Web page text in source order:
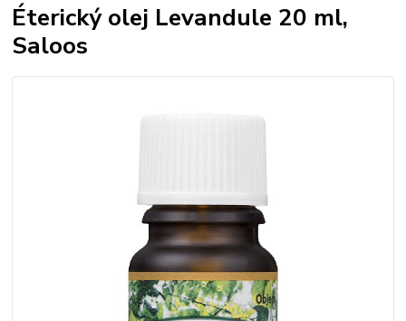
Éterický olej Levandule 20 ml,
Saloos